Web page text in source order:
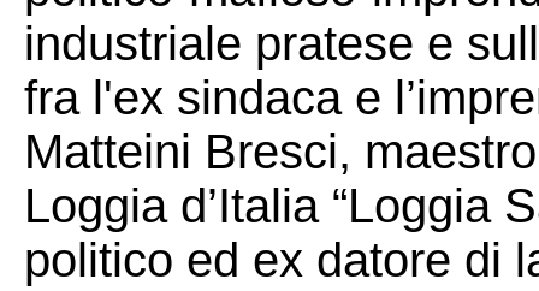
industriale pratese e
fra l'ex sindaca e
Matteini Bresci,
Loggia d’Italia “Loggia
politico ed ex datore di